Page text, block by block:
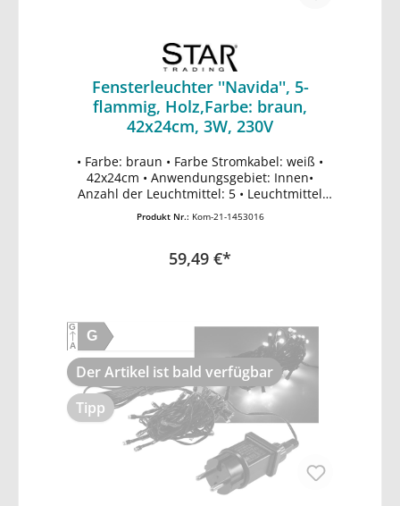
Fensterleuchter ''Navida'', 5-
flammig, Holz,Farbe: braun,
42x24cm, 3W, 230V
• Farbe: braun • Farbe Stromkabel: weiß •
42x24cm • Anwendungsgebiet: Innen•
Anzahl der Leuchtmittel: 5 • Leuchtmittel
inklusive: Ja • Fassung: E10 • Spannung der
• IP20
Produkt Nr.: Kom-21-1453016
59,49 €*
In den Warenkorb
G
G
A
Der Artikel ist bald verfügbar
Tipp